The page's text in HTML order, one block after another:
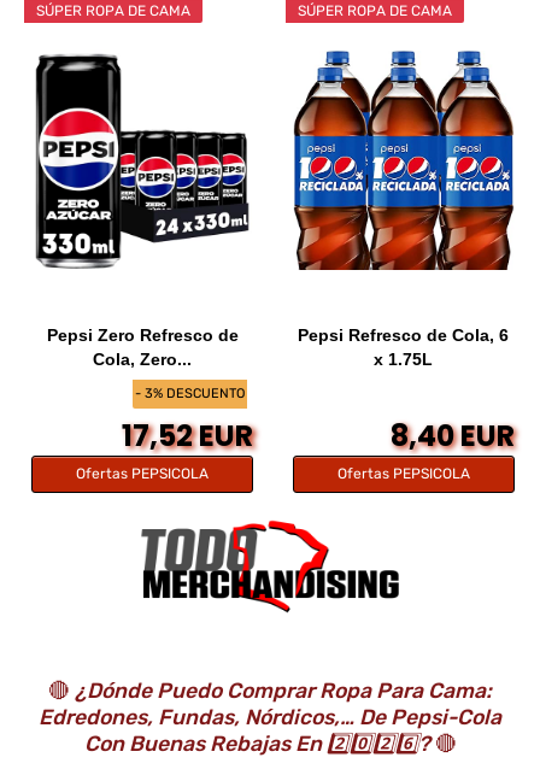
- 3% DESCUENTO
SÚPER ROPA DE CAMA
Pepsi Zero Refresco de
Cola, Zero...
17,52 EUR
Ofertas PEPSICOLA
SÚPER ROPA DE CAMA
Pepsi Refresco de Cola, 6
x 1.75L
8,40 EUR
Ofertas PEPSICOLA
🔴 ¿Dónde Puedo Comprar Ropa Para Cama:
Edredones, Fundas, Nórdicos,… De Pepsi-Cola
Con Buenas Rebajas En 2️⃣0️⃣2️⃣6️⃣?🔴